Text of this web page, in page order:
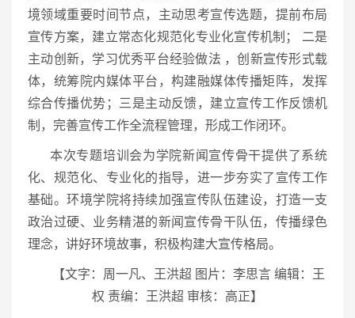
境领域重要时间节点，主动思考宣传选题，提前布局
宣传方案，建立常态化规范化专业化宣传机制； 二是
主动创新，学习优秀平台经验做法 ，创新宣传形式载
体，统筹院内媒体平台，构建融媒体传播矩阵，发挥
综合传播优势；三是主动反馈，建立宣传工作反馈机
制，完善宣传工作全流程管理，形成工作闭环。
本次专题培训会为学院新闻宣传骨干提供了系统
化、规范化、专业化的指导，进一步夯实了宣传工作
基础。环境学院将持续加强宣传队伍建设，打造一支
政治过硬、业务精湛的新闻宣传骨干队伍，传播绿色
理念，讲好环境故事，积极构建大宣传格局。
【文字：周一凡、王洪超 图片：李思言 编辑：王
权 责编：王洪超 审核：高正】